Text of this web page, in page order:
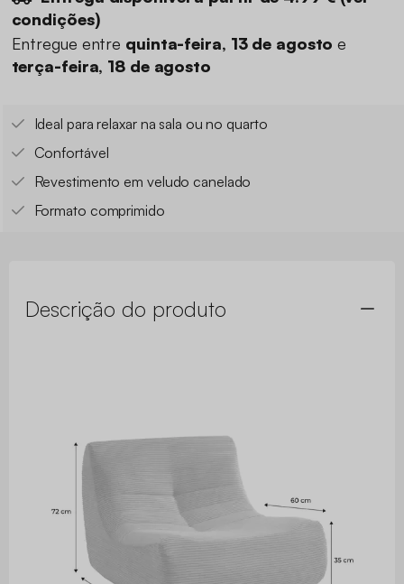
condições)
Entregue entre quinta-feira, 13 de agostoe
terça-feira, 18 de agosto
Ideal para relaxar na sala ou no quarto
Confortável
Revestimento em veludo canelado
Formato comprimido
Descrição do produto